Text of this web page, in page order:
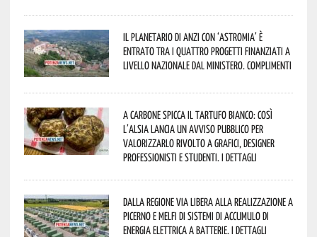
Il Planetario di Anzi con ‘Astromia’ è
entrato tra i quattro progetti finanziati a
livello nazionale dal Ministero. Complimenti
A Carbone spicca il tartufo bianco: così
l’Alsia lancia un avviso pubblico per
valorizzarlo rivolto a grafici, designer
professionisti e studenti. I dettagli
Dalla Regione via libera alla realizzazione a
Picerno e Melfi di sistemi di accumulo di
energia elettrica a batterie. I dettagli